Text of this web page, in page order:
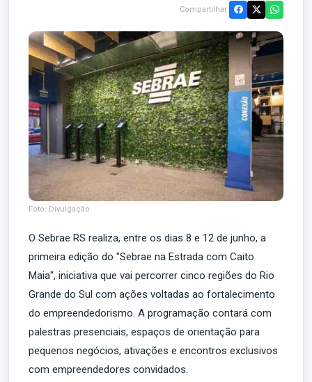
Compartilhar:
Foto: Divulgação
O Sebrae RS realiza, entre os dias 8 e 12 de junho, a
primeira edição do "Sebrae na Estrada com Caito
Maia", iniciativa que vai percorrer cinco regiões do Rio
Grande do Sul com ações voltadas ao fortalecimento
do empreendedorismo. A programação contará com
palestras presenciais, espaços de orientação para
pequenos negócios, ativações e encontros exclusivos
com empreendedores convidados.